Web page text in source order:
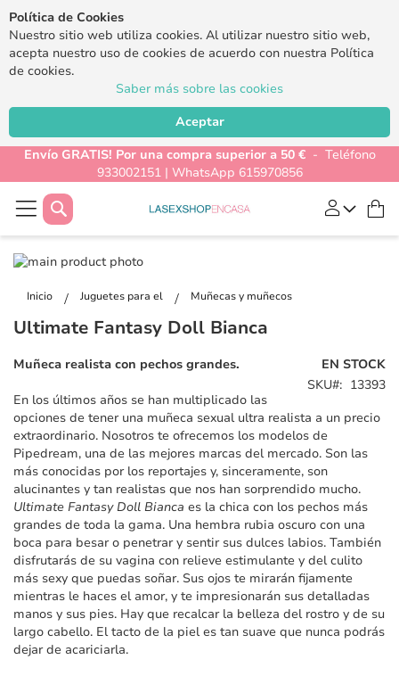
Política de Cookies
Nuestro sitio web utiliza cookies. Al utilizar nuestro sitio web,
acepta nuestro uso de cookies de acuerdo con nuestra Política
de cookies.
Saber más sobre las cookies
Aceptar
Envío GRATIS! Por una compra superior a 50 €- Teléfono
933002151 | WhatsApp 615970856
Buscar
Inicio Juguetes para el Muñecas y muñecos
Saltar
final
la
de
de
galería
imágenes
Ultimate Fantasy Doll Bianca
EN STOCK
SKU
13393
Muñeca realista con pechos grandes.
En los últimos años se han multiplicado las
opciones de tener una muñeca sexual ultra realista a un precio
extraordinario. Nosotros te ofrecemos los modelos de
Pipedream, una de las mejores marcas del mercado. Son las
más conocidas por los reportajes y, sinceramente, son
alucinantes y tan realistas que nos han sorprendido mucho.
Ultimate Fantasy Doll Bianca es la chica con los pechos más
grandes de toda la gama. Una hembra rubia oscuro con una
boca para besar o penetrar y sentir sus dulces labios. También
disfrutarás de su vagina con relieve estimulante y del culito
más sexy que puedas soñar. Sus ojos te mirarán fijamente
mientras le haces el amor, y te impresionarán sus detalladas
manos y sus pies. Hay que recalcar la belleza del rostro y de su
largo cabello. El tacto de la piel es tan suave que nunca podrás
dejar de acariciarla.